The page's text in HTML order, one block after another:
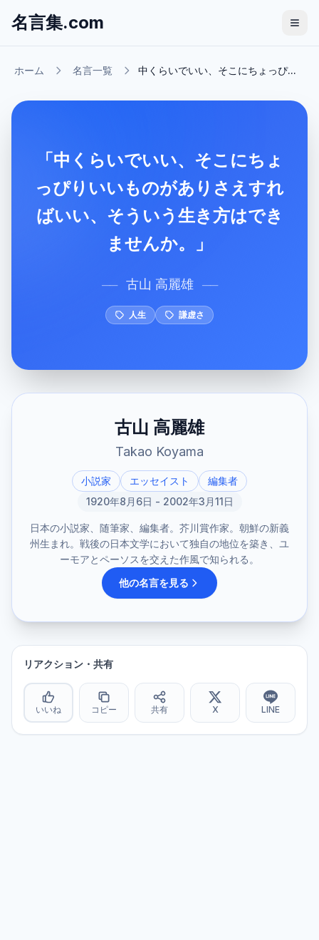
名言集.com
ホーム 名言一覧 中くらいでいい、そこにちょっぴ...
「中くらいでいい、そこにちょ
っぴりいいものがありさえすれ
ばいい、そういう生き方はでき
ませんか。」
── 古山 高麗雄 ──
人生 謙虚さ
古山 高麗雄
Takao Koyama
小説家 エッセイスト
編集者
1920年8月6日 - 2002年3月11日
日本の小説家、随筆家、編集者。芥川賞作家。朝鮮の新義
州生まれ。戦後の日本文学において独自の地位を築き、ユ
ーモアとペーソスを交えた作風で知られる。
他の名言を見る
リアクション・共有
いいね コピー 共有 X LINE